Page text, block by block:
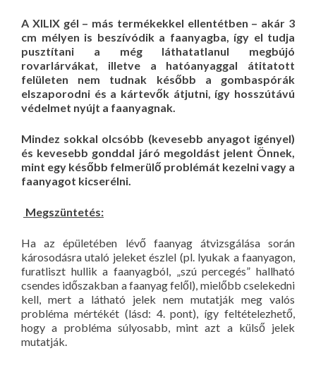
A XILIX gél – más termékekkel ellentétben – akár 3
cm mélyen is beszívódik a faanyagba, így el tudja
pusztítani a még láthatatlanul megbújó
rovarlárvákat, illetve a hatóanyaggal átitatott
felületen nem tudnak később a gombaspórák
elszaporodni és a kártevők átjutni, így hosszútávú
védelmet nyújt a faanyagnak.
Mindez sokkal olcsóbb (kevesebb anyagot igényel)
és kevesebb gonddal járó megoldást jelent Önnek,
mint egy később felmerülő problémát kezelni vagy a
faanyagot kicserélni.
Megszüntetés:
Ha az épületében lévő faanyag átvizsgálása során
károsodásra utaló jeleket észlel (pl. lyukak a faanyagon,
furatliszt hullik a faanyagból, „szú percegés” hallható
csendes időszakban a faanyag felől), mielőbb cselekedni
kell, mert a látható jelek nem mutatják meg valós
probléma mértékét (lásd: 4. pont), így feltételezhető,
hogy a probléma súlyosabb, mint azt a külső jelek
mutatják.